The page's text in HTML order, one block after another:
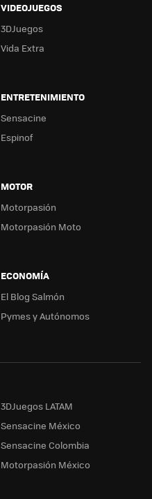
VIDEOJUEGOS
3DJuegos
Vida Extra
ENTRETENIMIENTO
Sensacine
Espinof
MOTOR
Motorpasión
Motorpasión Moto
ECONOMÍA
El Blog Salmón
Pymes y Autónomos
3DJuegos LATAM
Sensacine México
Sensacine Colombia
Motorpasión México